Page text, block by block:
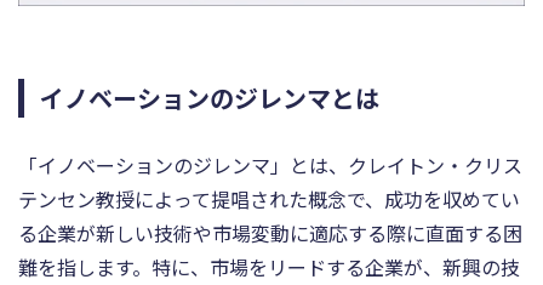
イノベーションのジレンマとは
「イノベーションのジレンマ」とは、クレイトン・クリス
テンセン教授によって提唱された概念で、成功を収めてい
る企業が新しい技術や市場変動に適応する際に直面する困
難を指します。特に、市場をリードする企業が、新興の技